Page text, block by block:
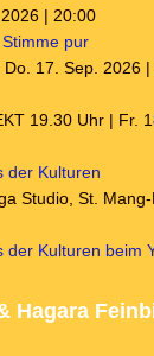
| 20:00
pur
17. Sep. 2026
19.30 Uhr | Fr.
der Kulturen
Studio, St.
Kulturen beim
Hagara